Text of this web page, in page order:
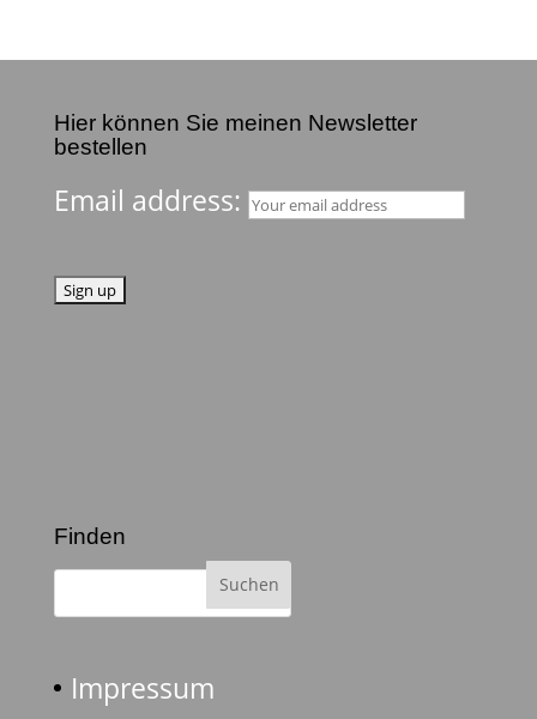
Hier können Sie meinen Newsletter
bestellen
Email address:
Finden
Impressum